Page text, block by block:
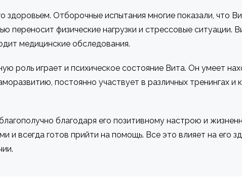
здоровьем. Отборочные испытания многие показали, что
переносит физические нагрузки и стрессовые ситуации.
медицинские обследования.
роль играет и психическое состояние Вита. Он умеет
постоянно участвует в различных тренингах и
благодаря его позитивному настрою и
всегда готов прийти на помощь. Все это влияет на его